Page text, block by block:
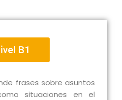
frases sobre asuntos
situaciones en el
B1